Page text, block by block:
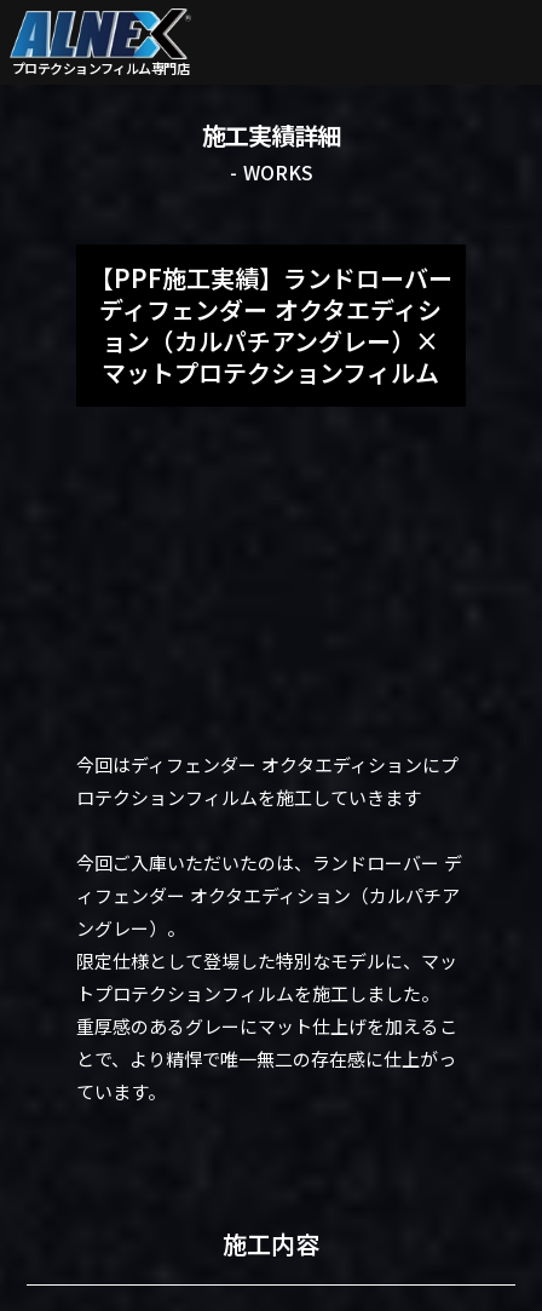
プロテクションフィルム専門店
施工実績詳細
- WORKS
【PPF施工実績】ランドローバー
ディフェンダー オクタエディシ
ョン（カルパチアングレー）×
マットプロテクションフィルム
今回はディフェンダー オクタエディションにプ
ロテクションフィルムを施工していきます
今回ご入庫いただいたのは、ランドローバー デ
ィフェンダー オクタエディション（カルパチア
ングレー）。
限定仕様として登場した特別なモデルに、マッ
トプロテクションフィルムを施工しました。
重厚感のあるグレーにマット仕上げを加えるこ
とで、より精悍で唯一無二の存在感に仕上がっ
ています。
施工内容